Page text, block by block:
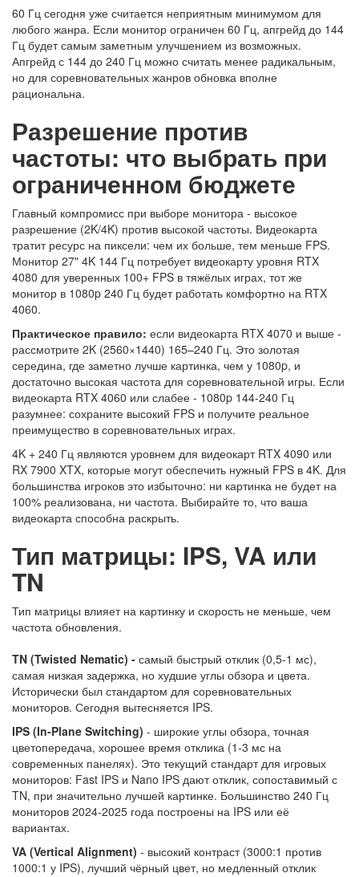
60 Гц сегодня уже считается неприятным минимумом для
любого жанра. Если монитор ограничен 60 Гц, апгрейд до 144
Гц будет самым заметным улучшением из возможных.
Апгрейд с 144 до 240 Гц можно считать менее радикальным,
но для соревновательных жанров обновка вполне
рациональна.
Разрешение против
частоты: что выбрать при
ограниченном бюджете
Главный компромисс при выборе монитора - высокое
разрешение (2K/4K) против высокой частоты. Видеокарта
тратит ресурс на пиксели: чем их больше, тем меньше FPS.
Монитор 27" 4K 144 Гц потребует видеокарту уровня RTX
4080 для уверенных 100+ FPS в тяжёлых играх, тот же
монитор в 1080p 240 Гц будет работать комфортно на RTX
4060.
Практическое правило: если видеокарта RTX 4070 и выше -
рассмотрите 2K (2560×1440) 165–240 Гц. Это золотая
середина, где заметно лучше картинка, чем у 1080p, и
достаточно высокая частота для соревновательной игры. Если
видеокарта RTX 4060 или слабее - 1080p 144-240 Гц
разумнее: сохраните высокий FPS и получите реальное
преимущество в соревновательных играх.
4K + 240 Гц являются уровнем для видеокарт RTX 4090 или
RX 7900 XTX, которые могут обеспечить нужный FPS в 4K. Для
большинства игроков это избыточно: ни картинка не будет на
100% реализована, ни частота. Выбирайте то, что ваша
видеокарта способна раскрыть.
Тип матрицы: IPS, VA или
TN
Тип матрицы влияет на картинку и скорость не меньше, чем
частота обновления.
TN (Twisted Nematic) - самый быстрый отклик (0,5-1 мс),
самая низкая задержка, но худшие углы обзора и цвета.
Исторически был стандартом для соревновательных
мониторов. Сегодня вытесняется IPS.
IPS (In-Plane Switching) - широкие углы обзора, точная
цветопередача, хорошее время отклика (1-3 мс на
современных панелях). Это текущий стандарт для игровых
мониторов: Fast IPS и Nano IPS дают отклик, сопоставимый с
TN, при значительно лучшей картинке. Большинство 240 Гц
мониторов 2024-2025 года построены на IPS или её
вариантах.
VA (Vertical Alignment) - высокий контраст (3000:1 против
1000:1 у IPS), лучший чёрный цвет, но медленный отклик